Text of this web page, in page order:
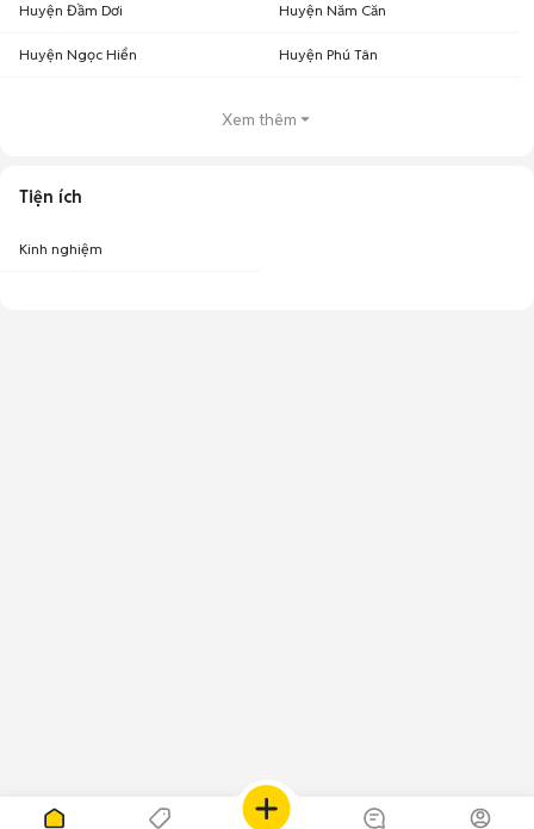
Huyện Đầm Dơi Huyện Năm Căn
Huyện Ngọc Hiển Huyện Phú Tân
Xem thêm
Tiện ích
Kinh nghiệm